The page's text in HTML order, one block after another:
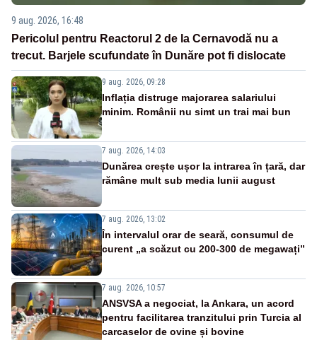
9 aug. 2026, 16:48
Pericolul pentru Reactorul 2 de la Cernavodă nu a
trecut. Barjele scufundate în Dunăre pot fi dislocate
9 aug. 2026, 09:28
Inflația distruge majorarea salariului
minim. Românii nu simt un trai mai bun
7 aug. 2026, 14:03
Dunărea crește ușor la intrarea în țară, dar
rămâne mult sub media lunii august
7 aug. 2026, 13:02
În intervalul orar de seară, consumul de
curent „a scăzut cu 200-300 de megawați”
7 aug. 2026, 10:57
ANSVSA a negociat, la Ankara, un acord
pentru facilitarea tranzitului prin Turcia al
carcaselor de ovine și bovine